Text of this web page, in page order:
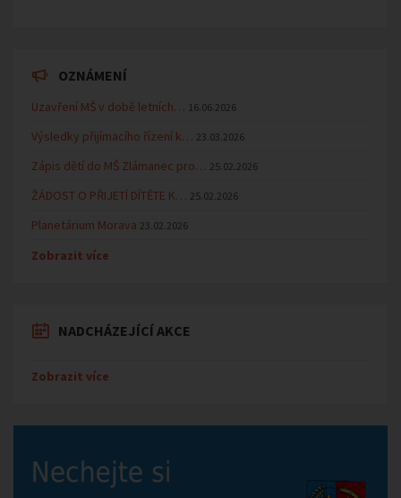
OZNÁMENÍ
Uzavření MŠ v době letních… 16.06.2026
Výsledky přijímacího řízení k… 23.03.2026
Zápis dětí do MŠ Zlámanec pro… 25.02.2026
ŽÁDOST O PŘIJETÍ DÍTĚTE K… 25.02.2026
Planetárium Morava 23.02.2026
Zobrazit více
NADCHÁZEJÍCÍ AKCE
Zobrazit více